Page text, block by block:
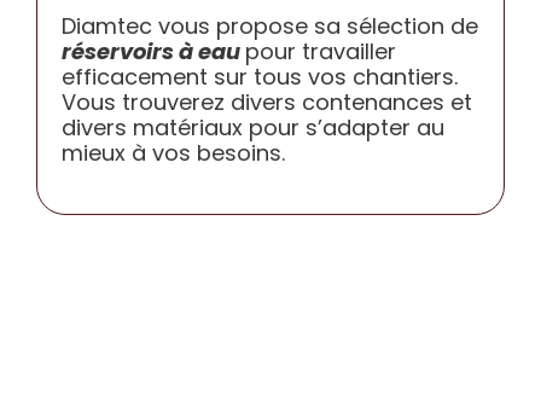
RECRUTEMENT
CONTACT
Diamtec vous propose sa sélection de
réservoirs à eau pour travailler
efficacement sur tous vos chantiers.
Vous trouverez divers contenances et
divers matériaux pour s’adapter au
mieux à vos besoins.